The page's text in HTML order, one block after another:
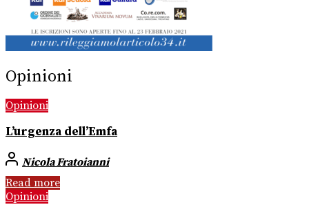
Opinioni
Opinioni
L’urgenza dell’Emfa
Nicola Fratoianni
Read more
Opinioni